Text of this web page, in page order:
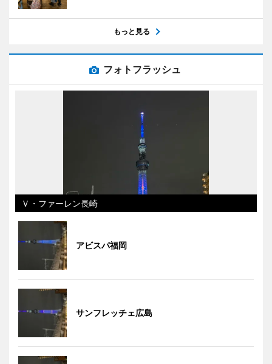
もっと見る
フォトフラッシュ
Ｖ・ファーレン長崎
アビスパ福岡
サンフレッチェ広島